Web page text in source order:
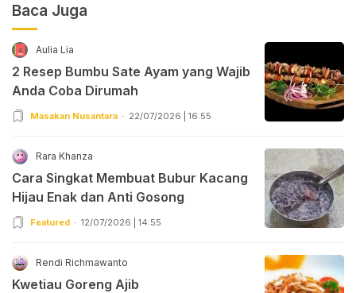
Baca Juga
Aulia Lia
2 Resep Bumbu Sate Ayam yang Wajib
Anda Coba Dirumah
Masakan Nusantara 22/07/2026 | 16:55
Rara Khanza
Cara Singkat Membuat Bubur Kacang
Hijau Enak dan Anti Gosong
Featured 12/07/2026 | 14:55
Rendi Richmawanto
Kwetiau Goreng Ajib